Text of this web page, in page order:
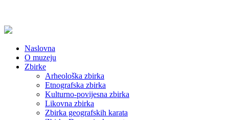
Naslovna
O muzeju
Zbirke
Arheološka zbirka
Etnografska zbirka
Kulturno-povijesna zbirka
Likovna zbirka
Zbirka geografskih karata